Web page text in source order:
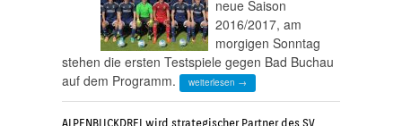
neue Saison
2016/2017, am
morgigen Sonntag
stehen die ersten Testspiele gegen Bad Buchau
auf dem Programm.
weiterlesen →
ALPENBLICKDREI wird strategischer Partner des SV